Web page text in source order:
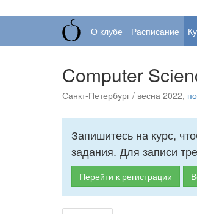
О клубе Расписание
Computer
Санкт-Петербург / весна 2022,
Запишитесь на курс,
задания. Для записи
Перейти к регистрации